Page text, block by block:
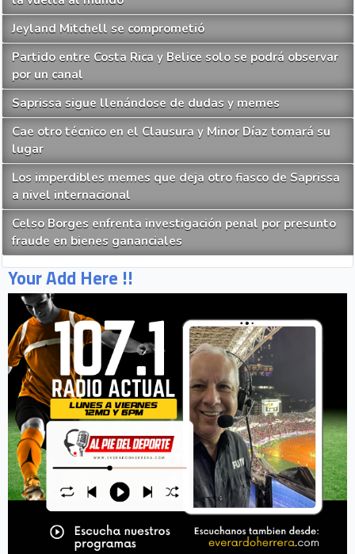
Jeyland Mitchell se comprometió
Partido entre Costa Rica y Belice solo se podrá observar
por un canal
Saprissa sigue llenándose de dudas y memes
Cae otro técnico en el Clausura y Minor Díaz tomará su
lugar
Los imperdibles memes que deja otro fiasco de Saprissa
a nivel internacional
Celso Borges enfrenta investigación penal por presunto
fraude en bienes gananciales
Your Add Here !!